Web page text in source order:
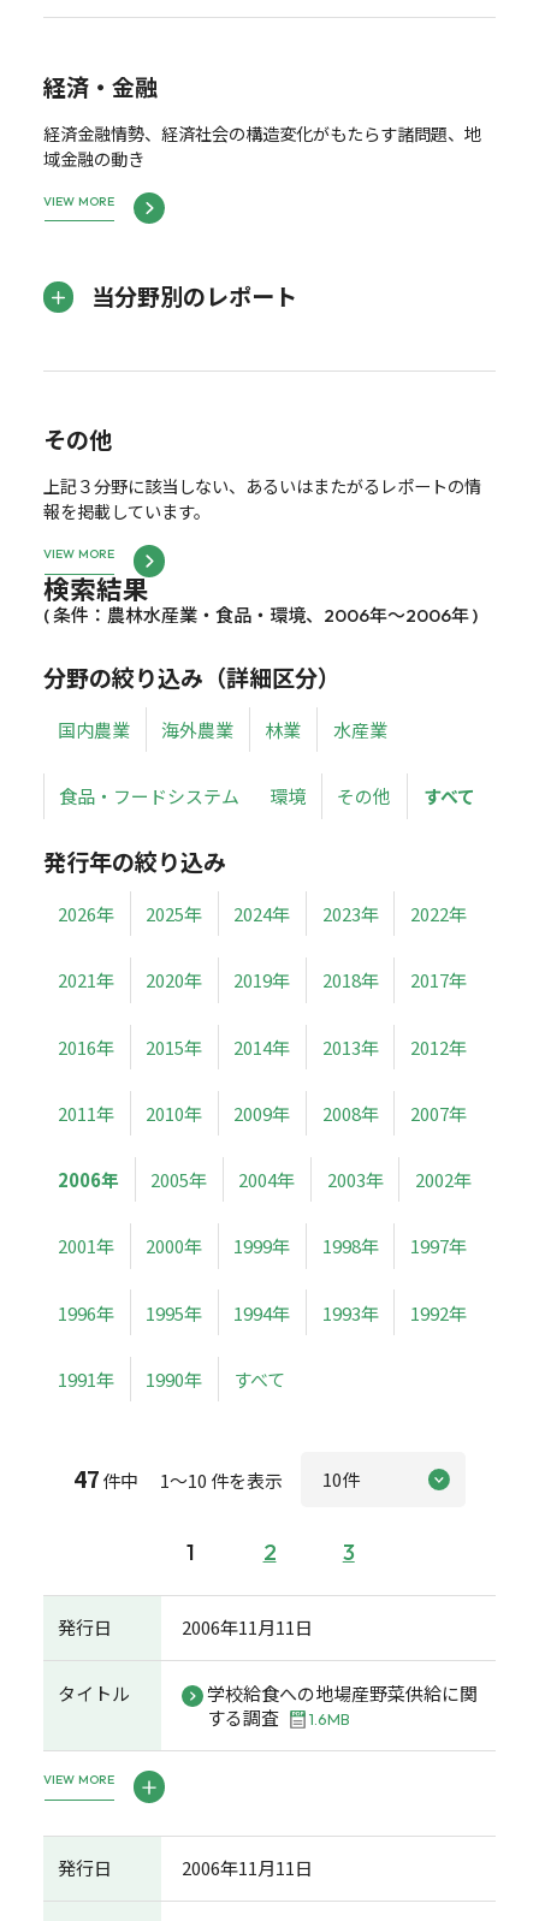
経済・金融
経済金融情勢、経済社会の構造変化がもたらす諸問題、地
域金融の動き
VIEW MORE
当分野別のレポート
その他
上記３分野に該当しない、あるいはまたがるレポートの情
報を掲載しています。
VIEW MORE
検索結果
( 条件：農林水産業・食品・環境、2006年～2006年 )
分野の絞り込み（詳細区分）
国内農業 海外農業 林業 水産業
食品・フードシステム 環境 その他 すべて
発行年の絞り込み
2026年 2025年 2024年 2023年 2022年
2021年 2020年 2019年 2018年 2017年
2016年 2015年 2014年 2013年 2012年
2011年 2010年 2009年 2008年 2007年
2006年 2005年 2004年 2003年 2002年
2001年 2000年 1999年 1998年 1997年
1996年 1995年 1994年 1993年 1992年
1991年 1990年 すべて
47件中 1～10 件を表示
1 2 3
発行日 2006年11月11日
タイトル
学校給食への地場産野菜供給に関
する調査
1.6MB
VIEW MORE
発行日 2006年11月11日